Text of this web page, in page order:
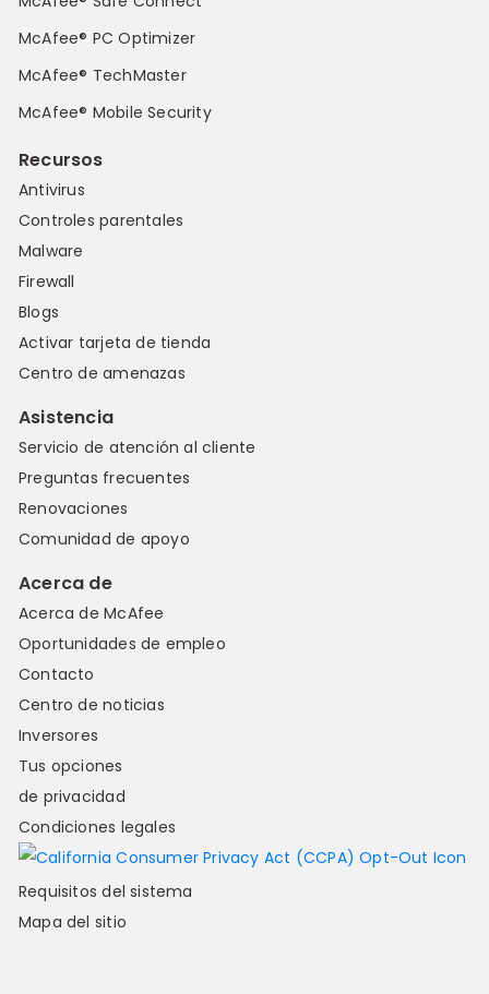
McAfee® PC Optimizer
McAfee® TechMaster
McAfee® Mobile Security
Recursos
Antivirus
Controles parentales
Malware
Firewall
Blogs
Activar tarjeta de tienda
Centro de amenazas
Asistencia
Servicio de atención al cliente
Preguntas frecuentes
Renovaciones
Comunidad de apoyo
Acerca de
Acerca de McAfee
Oportunidades de empleo
Contacto
Centro de noticias
Inversores
Tus opciones
de privacidad
Condiciones legales
Requisitos del sistema
Mapa del sitio